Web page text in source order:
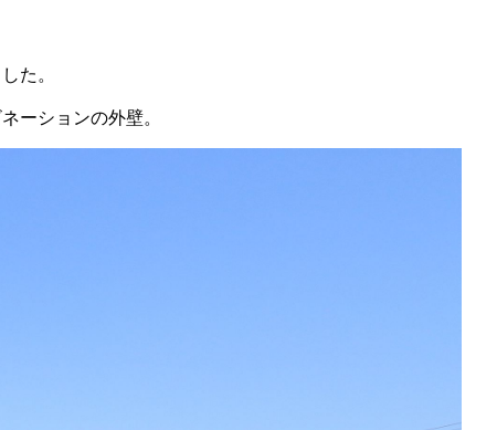
た。
ーションの外壁。